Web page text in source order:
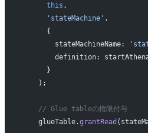
      this
,
      'stateMachine'
,
      {
        stateMachineName:
definition:
      }
    );
    // Glue tableの権限付与
    glueTable.
grantRead